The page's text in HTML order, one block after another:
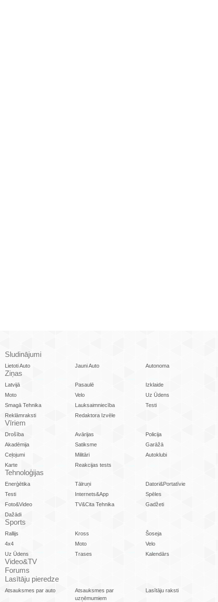
Sludinājumi
Lietoti Auto Jauni Auto Autonoma
Ziņas
Latvijā Pasaulē
Izklaide
Moto
Velo
Uz Ūdens
Smagā Tehnika
Lauksaimniecība
Testi
Reklāmraksti
Redaktora Izvēle
Vīriem
Drošība Avārijas
Policija
Akadēmija
Satiksme
Garāžā
Ceļojumi
Militāri
Autoklubi
Karte
Reakcijas tests
Tehnoloģijas
Enerģētika Tālruņi
Datori&Portatīvie
Testi
Internets&App
Spēles
Foto&Video
TV&Cita Tehnika
Gadžeti
Dažādi
Sports
Rallijs Kross
Šoseja
4x4
Moto
Velo
Uz Ūdens
Trases Kalendārs
Video&TV
Forums
Lasītāju pieredze
Atsauksmes par auto
Atsauksmes par
uzņēmumiem
Lasītāju raksti